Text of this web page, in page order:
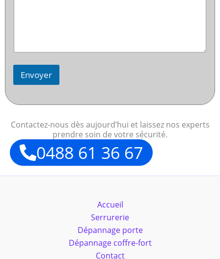
Envoyer
Contactez-nous dès aujourd’hui et laissez nos experts
prendre soin de votre sécurité.
0488 61 36 67
Accueil
Serrurerie
Dépannage porte
Dépannage coffre-fort
Contact